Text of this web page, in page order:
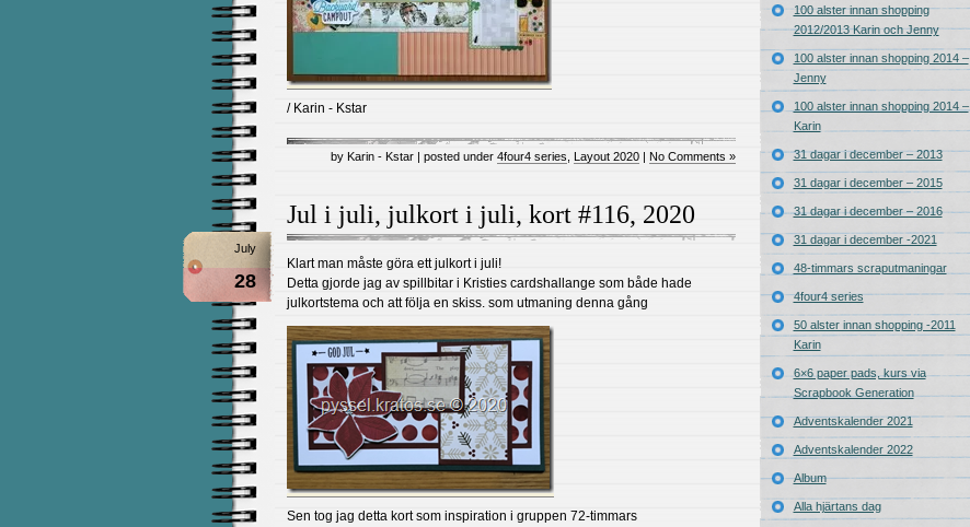
/ Karin - Kstar
by Karin - Kstar | posted under 4four4 series Layout 2020 | No Comments »
Jul i juli, julkort i juli, kort #116, 2020
July
28
Klart man måste göra ett julkort i juli!
Detta gjorde jag av spillbitar i Kristies cardshallange som både hade
julkortstema och att följa en skiss. som utmaning denna gång
Sen tog jag detta kort som inspiration i gruppen 72-timmars
100 alster innan shopping
2012/2013 Karin och Jenny
100 alster innan shopping 2014 –
Jenny
100 alster innan shopping 2014 –
Karin
31 dagar i december – 2013
31 dagar i december – 2015
31 dagar i december – 2016
31 dagar i december -2021
48-timmars scraputmaningar
4four4 series
50 alster innan shopping -2011
Karin
6×6 paper pads, kurs via
Scrapbook Generation
Adventskalender 2021
Adventskalender 2022
Album
Alla hjärtans dag